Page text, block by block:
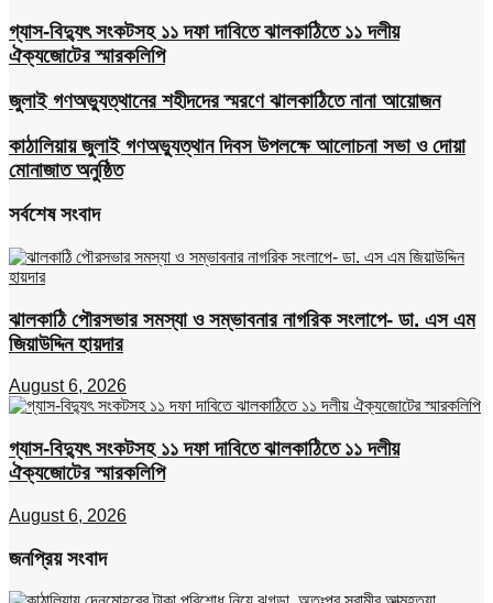
গ্যাস-বিদ্যুৎ সংকটসহ ১১ দফা দাবিতে ঝালকাঠিতে ১১ দলীয়
ঐক্যজোটের স্মারকলিপি
জুলাই গণঅভ্যুত্থানের শহীদদের স্মরণে ঝালকাঠিতে নানা আয়োজন
কাঠালিয়ায় জুলাই গণঅভ্যুত্থান দিবস উপলক্ষে আলোচনা সভা ও দোয়া
মোনাজাত অনুষ্ঠিত
সর্বশেষ সংবাদ
ঝালকাঠি পৌরসভার সমস্যা ও সম্ভাবনার নাগরিক সংলাপে- ডা. এস এম
জিয়াউদ্দিন হায়দার
August 6, 2026
গ্যাস-বিদ্যুৎ সংকটসহ ১১ দফা দাবিতে ঝালকাঠিতে ১১ দলীয়
ঐক্যজোটের স্মারকলিপি
August 6, 2026
জনপ্রিয় সংবাদ